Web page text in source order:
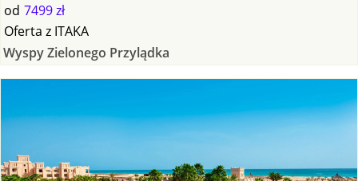
od 7499 zł
Oferta z ITAKA
Wyspy Zielonego Przylądka